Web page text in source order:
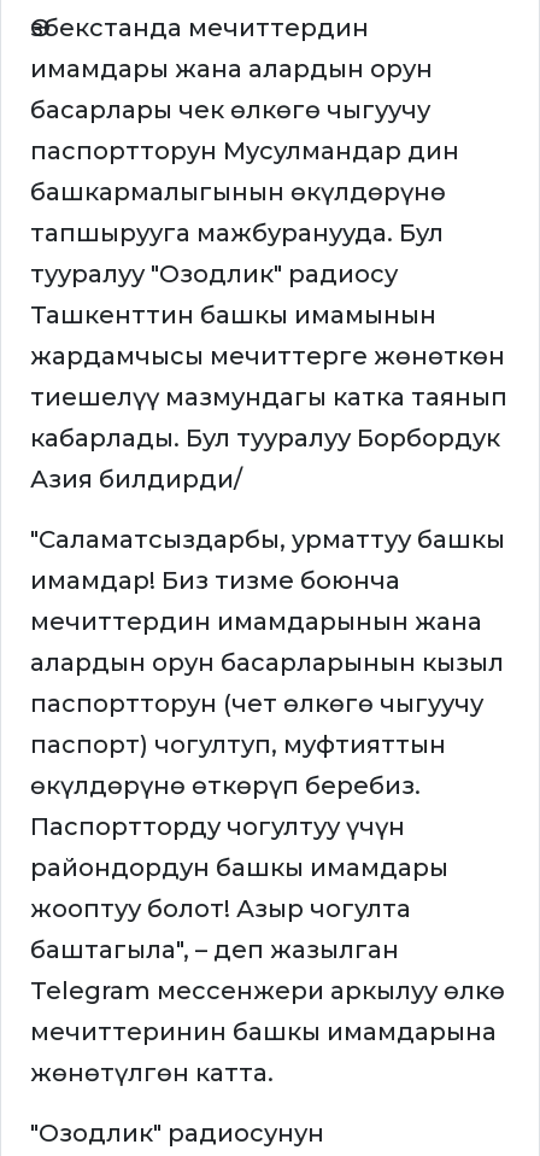
Өзбекстанда мечиттердин
имамдары жана алардын орун
басарлары чек өлкөгө чыгуучу
паспортторун Мусулмандар дин
башкармалыгынын өкүлдөрүнө
тапшырууга мажбуранууда. Бул
тууралуу "Озодлик" радиосу
Ташкенттин башкы имамынын
жардамчысы мечиттерге жөнөткөн
тиешелүү мазмундагы катка таянып
кабарлады. Бул тууралуу Борбордук
Азия билдирди/
"Саламатсыздарбы, урматтуу башкы
имамдар! Биз тизме боюнча
мечиттердин имамдарынын жана
алардын орун басарларынын кызыл
паспортторун (чет өлкөгө чыгуучу
паспорт) чогултуп, муфтияттын
өкүлдөрүнө өткөрүп беребиз.
Паспортторду чогултуу үчүн
райондордун башкы имамдары
жооптуу болот! Азыр чогулта
баштагыла", – деп жазылган
Telegram мессенжери аркылуу өлкө
мечиттеринин башкы имамдарына
жөнөтүлгөн катта.
"Озодлик" радиосунун